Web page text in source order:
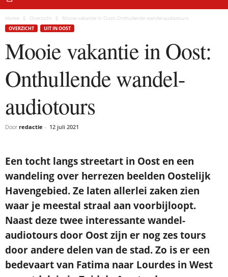
Home Overzicht Mooie vakantie in Oost: Onthullende wandel-audiotours
OVERZICHT UIT IN OOST
Mooie vakantie in Oost:
Onthullende wandel-
audiotours
Door redactie - 12 juli 2021
Een tocht langs streetart in Oost en een
wandeling over herrezen beelden Oostelijk
Havengebied. Ze laten allerlei zaken zien
waar je meestal straal aan voorbijloopt.
Naast deze twee interessante wandel-
audiotours door Oost zijn er nog zes tours
door andere delen van de stad. Zo is er een
bedevaart van Fatima naar Lourdes in West